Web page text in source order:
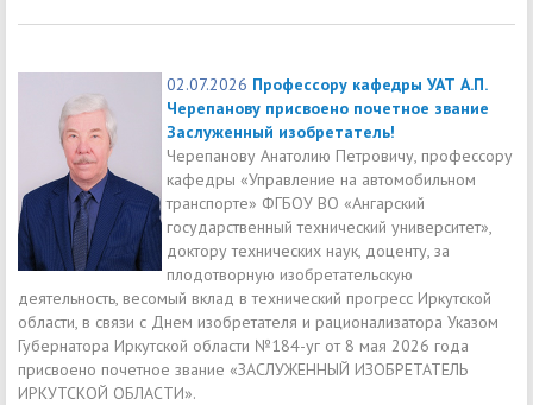
02.07.2026 Профессору кафедры УАТ А.П.
Черепанову присвоено почетное звание
Заслуженный изобретатель!
Черепанову Анатолию Петровичу, профессору
кафедры «Управление на автомобильном
транспорте» ФГБОУ ВО «Ангарский
государственный технический университет»,
доктору технических наук, доценту, за
плодотворную изобретательскую
деятельность, весомый вклад в технический прогресс Иркутской
области, в связи с Днем изобретателя и рационализатора Указом
Губернатора Иркутской области №184-уг от 8 мая 2026 года
присвоено почетное звание «ЗАСЛУЖЕННЫЙ ИЗОБРЕТАТЕЛЬ
ИРКУТСКОЙ ОБЛАСТИ».